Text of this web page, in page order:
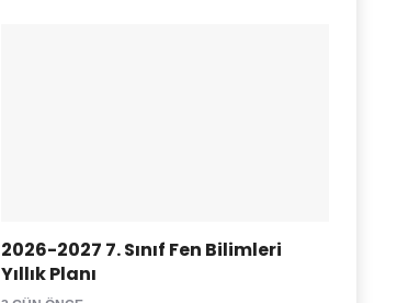
2026-2027 7. Sınıf Fen Bilimleri
Yıllık Planı